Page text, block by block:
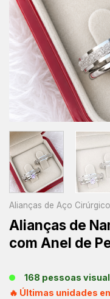
Alianças de Aço Cirúrgico
Alianças de
com Anel de
168 pessoas
🔥 Últimas unidades